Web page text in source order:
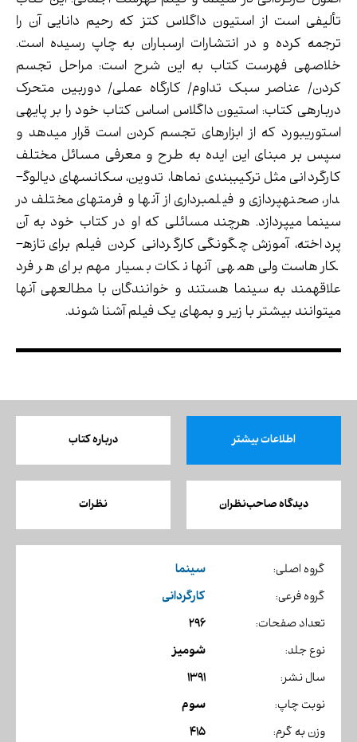
تألیفی است از استیون داگلاس کتز که رحیم دانایی آن را
ترجمه کرده و در انتشارات ارسباران به چاپ رسیده است.
خلاصه­ی فهرست کتاب به این شرح است: مراحل تجسم
کردن/ عناصر سبک تداوم/ کارگاه عملی/ دوربین متحرک
درباره­ی کتاب: استیون داگلاس اساس کتاب خود را بر پایه­ی
استوری­بورد که از ابزارهای تجسم کردن است قرار می­دهد و
سپس بر مبنای این ایده به طرح و معرفی مسائل مختلف
کارگردانی مثل ترکیب­بندی نماها، تدوین، سکانس­های دیالوگ­
دار، صحنه­پردازی و فیلمبرداری از آنها و فرمت­های مختلف در
سینما می­پردازد. هرچند مسائلی که او در کتاب خود به آن
پرداخته، آموزش چگونگی کارگردانی کردن فیلم برای تازه­
کارهاست ولی همه­ی آنها نکات بسیار مهم برای هر فرد
علاقه­مند به سینما هستند و خوانندگان با مطالعه­ی آنها
می­توانند بیشتر با زیر و بم­های یک فیلم آشنا شوند.
اطلاعات بیشتر درباره کتاب
دیدگاه صاحب‌نظران نظرات
گروه اصلی: سینما
گروه فرعی: کارگردانی
تعداد صفحات: 296
نوع جلد: شومیز
سال نشر: 1391
نوبت چاپ: سوم
وزن به گرم: 415